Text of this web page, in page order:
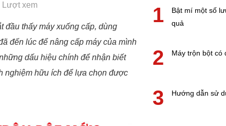
Lượt xem
đầu thấy máy xuống cấp, dùng
đến lúc để nâng cấp máy của mình
dấu hiệu chính để nhận biết
nghiệm hữu ích để lựa chọn được
1
Bật mí một số
quả
2 Máy trộn bột có
3 Hướng dẫn sử